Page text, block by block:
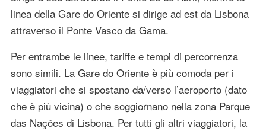
linea della Gare do Oriente si dirige ad est da Lisbona
attraverso il Ponte Vasco da Gama.
Per entrambe le linee, tariffe e tempi di percorrenza
sono simili. La Gare do Oriente è più comoda per i
viaggiatori che si spostano da/verso l’aeroporto (dato
che è più vicina) o che soggiornano nella zona Parque
das Nações di Lisbona. Per tutti gli altri viaggiatori, la